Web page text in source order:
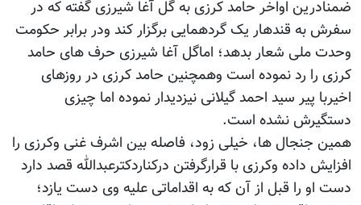
ضمنادرین اواخر حامد کرزی به گل آغا شیرزی گفته که در
سفرش به قندهار یک گردهمایی برگزار کند ودر برابر حکومت
وحدت ملی شعار بدهد؛ اماگل آغا شیرزی حرف های حامد
کرزی را رد نموده است وهمچنین حامد کرزی در روزهای
اخیربا پیر سید احمد گیلانی نیزدیدار نموده اما چیزی
دستگیرش نشده است.
همین جنجال ها، خیلی زود، فاصله بین اشرف غنی وکرزی را
افزایش داده وکرزی با قرارگرفتن درکناردکترعبدالله قصد دارد
دست او را قبل از آن که به اقداماتی علیه وی دست یازد؛